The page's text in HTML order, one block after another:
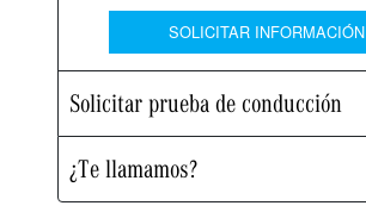
SOLICITAR INFORMACIÓN
Solicitar prueba de conducción
¿Te llamamos?